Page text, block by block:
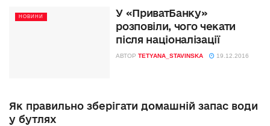
НОВИНИ
У «ПриватБанку»
розповіли, чого чекати
після націоналізації
АВТОР TETYANA_STAVINSKA 19.12.2016
Як правильно зберігати домашній запас води
у бутлях